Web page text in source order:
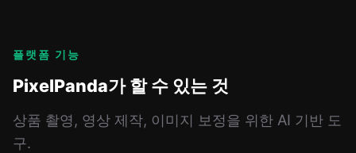
플랫폼 기능
PixelPanda가 할 수 있는 것
상품 촬영, 영상 제작, 이미지 보정을 위한 AI 기반 도
구.